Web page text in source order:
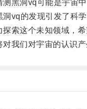
洞vq可能是宇宙中
的发现引发了科学
这个未知领域，希
们对宇宙的认识产